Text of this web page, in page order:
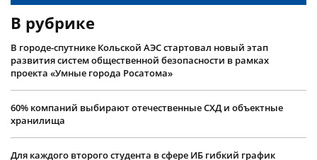
В рубрике
В городе-спутнике Кольской АЭС стартовал новый этап
развития систем общественной безопасности в рамках
проекта «Умные города Росатома»
60% компаний выбирают отечественные СХД и объектные
хранилища
Для каждого второго студента в сфере ИБ гибкий график